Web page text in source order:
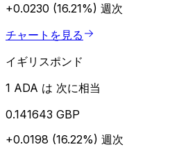
+0.0230 (16.21%) 週次
チャートを見る
イギリスポンド
1 ADA は 次に相当
0.141643 GBP
+0.0198 (16.22%) 週次